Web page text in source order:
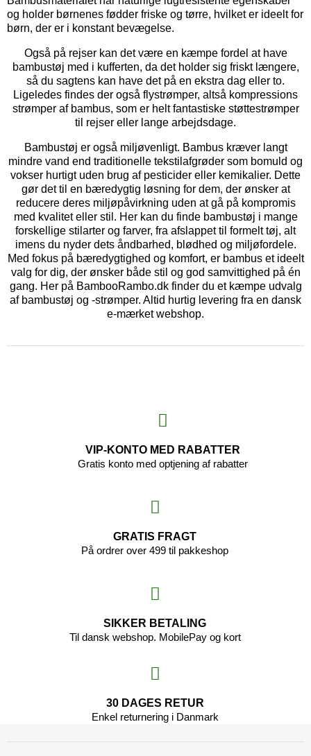
og holder børnenes fødder friske og tørre, hvilket er ideelt for
børn, der er i konstant bevægelse.
Også på rejser kan det være en kæmpe fordel at have
bambustøj med i kufferten, da det holder sig friskt længere,
så du sagtens kan have det på en ekstra dag eller to.
Ligeledes findes der også flystrømper, altså kompressions
strømper af bambus, som er helt fantastiske støttestrømper
til rejser eller lange arbejdsdage.
Bambustøj er også miljøvenligt. Bambus kræver langt
mindre vand end traditionelle tekstilafgrøder som bomuld og
vokser hurtigt uden brug af pesticider eller kemikalier. Dette
gør det til en bæredygtig løsning for dem, der ønsker at
reducere deres miljøpåvirkning uden at gå på kompromis
med kvalitet eller stil. Her kan du finde bambustøj i mange
forskellige stilarter og farver, fra afslappet til formelt tøj, alt
imens du nyder dets åndbarhed, blødhed og miljøfordele.
Med fokus på bæredygtighed og komfort, er bambus et ideelt
valg for dig, der ønsker både stil og god samvittighed på én
gang. Her på BambooRambo.dk finder du et kæmpe udvalg
af bambustøj og -strømper. Altid hurtig levering fra en dansk
e-mærket webshop.
VIP-KONTO MED RABATTER
Gratis konto med optjening af rabatter
GRATIS FRAGT
På ordrer over 499 til pakkeshop
SIKKER BETALING
Til dansk webshop. MobilePay og kort
30 DAGES RETUR
Enkel returnering i Danmark